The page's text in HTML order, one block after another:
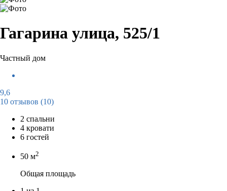
Гагарина улица, 525/1
Частный дом
9,6
10 отзывов (10)
2 спальни
4 кровати
6 гостей
50 м2
Общая площадь